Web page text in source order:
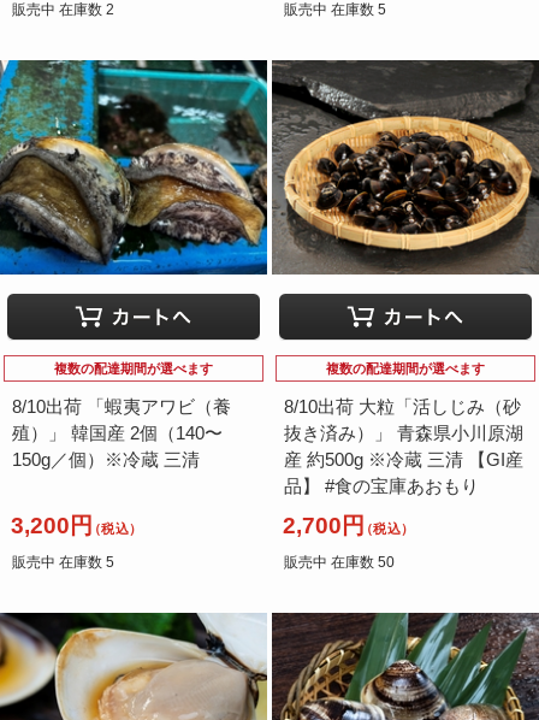
販売中 在庫数 2 販売中 在庫数 5
複数の配達期間が選べます
8/10出荷 「蝦夷アワビ（養
殖）」 韓国産 2個（140〜
150g／個）※冷蔵 三清
3,200円（税込）
販売中 在庫数 5
複数の配達期間が選べます
8/10出荷 大粒「活しじみ（砂
抜き済み）」 青森県小川原湖
産 約500g ※冷蔵 三清 【GI産
品】 #食の宝庫あおもり
2,700円（税込）
販売中 在庫数 50